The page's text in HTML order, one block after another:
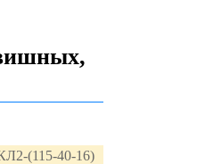
(115-40-16)